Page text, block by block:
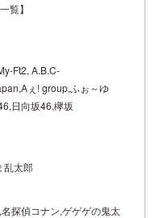
覧】
Ft2, A.B.C-
ぇ! group,ふぉ～ゆ
日向坂46,欅坂
乱太郎
探偵コナン,ゲゲゲの鬼太